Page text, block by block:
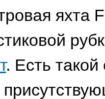
яхта
. Есть